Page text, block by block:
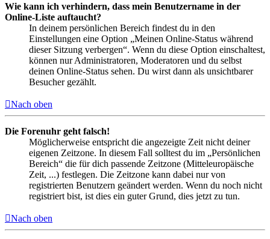
Wie kann ich verhindern, dass mein Benutzername in der
Online-Liste auftaucht?
In deinem persönlichen Bereich findest du in den
Einstellungen eine Option „Meinen Online-Status während
dieser Sitzung verbergen“. Wenn du diese Option einschaltest,
können nur Administratoren, Moderatoren und du selbst
deinen Online-Status sehen. Du wirst dann als unsichtbarer
Besucher gezählt.
Nach oben
Die Forenuhr geht falsch!
Möglicherweise entspricht die angezeigte Zeit nicht deiner
eigenen Zeitzone. In diesem Fall solltest du im „Persönlichen
Bereich“ die für dich passende Zeitzone (Mitteleuropäische
Zeit, ...) festlegen. Die Zeitzone kann dabei nur von
registrierten Benutzern geändert werden. Wenn du noch nicht
registriert bist, ist dies ein guter Grund, dies jetzt zu tun.
Nach oben